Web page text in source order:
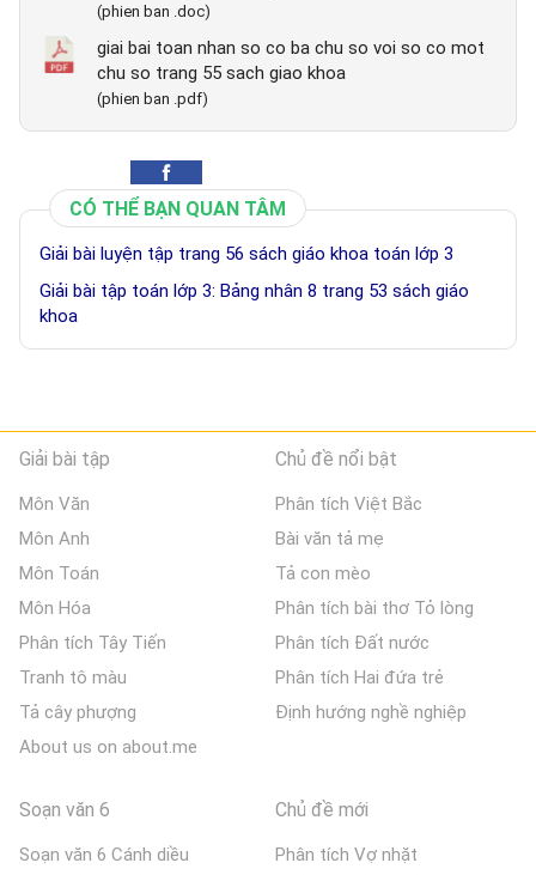
(phien ban .doc)
giai bai toan nhan so co ba chu so voi so co mot
chu so trang 55 sach giao khoa
(phien ban .pdf)
CÓ THỂ BẠN QUAN TÂM
Giải bài luyện tập trang 56 sách giáo khoa toán lớp 3
Giải bài tập toán lớp 3: Bảng nhân 8 trang 53 sách giáo
khoa
Giải bài tập
Môn Văn
Môn Anh
Môn Toán
Môn Hóa
Phân tích Tây Tiến
Tranh tô màu
Tả cây phượng
About us on about.me
Chủ đề nổi bật
Phân tích Việt Bắc
Bài văn tả mẹ
Tả con mèo
Phân tích bài thơ Tỏ lòng
Phân tích Đất nước
Phân tích Hai đứa trẻ
Định hướng nghề nghiệp
Soạn văn 6
Soạn văn 6 Cánh diều
Chủ đề mới
Phân tích Vợ nhặt